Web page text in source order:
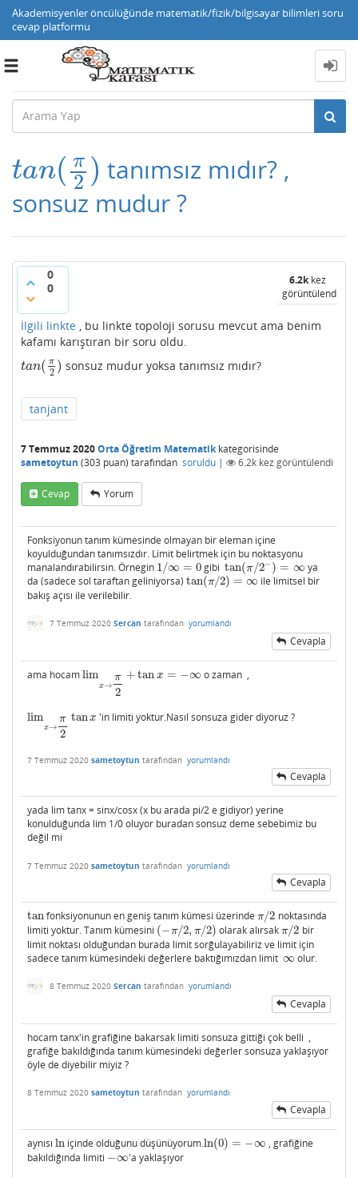
Akademisyenler öncülüğünde matematik/fizik/bilgisayar bilimleri soru
cevap platformu
Toggle
tan( π
2 )
tan(π2)
tanımsız mıdır? ,
sonsuz mudur ?
0
0
6.2kkez
görüntülendi
İlgili linkte , bu linkte topoloji sorusu mevcut ama benim
kafamı karıştıran bir soru oldu.
tan( π
2 )
tan(π2) sonsuz mudur yoksa tanımsız mıdır?
tanjant
7 Temmuz 2020Orta Öğretim Matematikkategorisinde
sametoytun (303 puan) tarafından soruldu | 6.2k kez görüntülendi
Cevap Yorum
Fonksiyonun tanım kümesinde olmayan bir eleman içine
koyulduğundan tanımsızdır. Limit belirtmek için bu noktasyonu
manalandırabilirsin. Örnegin 1/∞ = 0
1/∞=0 gibitan(π/2− ) = ∞
tan(π/2−)=∞
ya
da (sadece sol taraftan geliniyorsa) tan(π/2) = ∞
tan(π/2)=∞
ile limitsel bir
bakış açısı ile verilebilir.
7 Temmuz 2020 Sercan tarafından yorumlandı
Cevapla
ama hocamlim
x→
π
2
+tan x = −∞
limx π2 +tanx=−∞ o zaman ,
lim
x→
π
2
tanx
limx π2 tanx 'in limiti yoktur.Nasıl sonsuza gider diyoruz ?
7 Temmuz 2020 sametoytun tarafından yorumlandı
Cevapla
yada lim tanx = sinx/cosx (x bu arada pi/2 e gidiyor) yerine
konulduğunda lim 1/0 oluyor buradan sonsuz deme sebebimiz bu
değil mi
7 Temmuz 2020 sametoytun tarafından yorumlandı
Cevapla
tan
tan fonksiyonunun en geniş tanım kümesi üzerinde π/2
π/2 noktasında
limiti yoktur. Tanım kümesini (−π/2, π/2)
(−π/2,π/ 2) olarak alırsakπ/2
π/2 bir
limit noktası olduğundan burada limit sorğulayabiliriz ve limit için
sadece tanım kümesindeki değerlere baktığımızdan limit ∞
∞ olur.
8 Temmuz 2020 Sercan tarafından yorumlandı
Cevapla
hocam tanx'in grafiğine bakarsak limiti sonsuza gittiği çok belli ,
grafiğe bakıldığında tanım kümesindeki değerler sonsuza yaklaşıyor
öyle de diyebilir miyiz ?
8 Temmuz 2020 sametoytun tarafından yorumlandı
Cevapla
aynısı ln
ln içinde olduğunu düşünüyorum.ln(0) = −∞
ln(0)= −∞
, grafiğine
bakıldığında limiti −∞
−∞ 'a yaklaşıyor